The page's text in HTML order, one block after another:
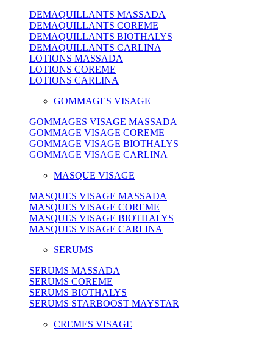
DEMAQUILLANTS MASSADA
DEMAQUILLANTS COREME
DEMAQUILLANTS BIOTHALYS
DEMAQUILLANTS CARLINA
LOTIONS MASSADA
LOTIONS COREME
LOTIONS CARLINA
GOMMAGES VISAGE
GOMMAGES VISAGE MASSADA
GOMMAGE VISAGE COREME
GOMMAGE VISAGE BIOTHALYS
GOMMAGE VISAGE CARLINA
MASQUE VISAGE
MASQUES VISAGE MASSADA
MASQUES VISAGE COREME
MASQUES VISAGE BIOTHALYS
MASQUES VISAGE CARLINA
SERUMS
SERUMS MASSADA
SERUMS COREME
SERUMS BIOTHALYS
SERUMS STARBOOST MAYSTAR
CREMES VISAGE